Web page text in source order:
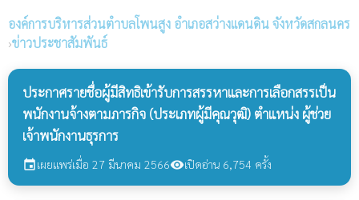
องค์การบริหารส่วนตำบลโพนสูง อำเภอสว่างแดนดิน จังหวัดสกลนคร
›ข่าวประชาสัมพันธ์
ประกาศรายชื่อผู้มีสิทธิเข้ารับการสรรหาและการเลือกสรรเป็น
พนักงานจ้างตามภารกิจ (ประเภทผู้มีคุณวุฒิ) ตำแหน่ง ผู้ช่วย
เจ้าพนักงานธุรการ
eventเผยแพร่เมื่อ 27 มีนาคม 2566visibilityเปิดอ่าน 6,754 ครั้ง